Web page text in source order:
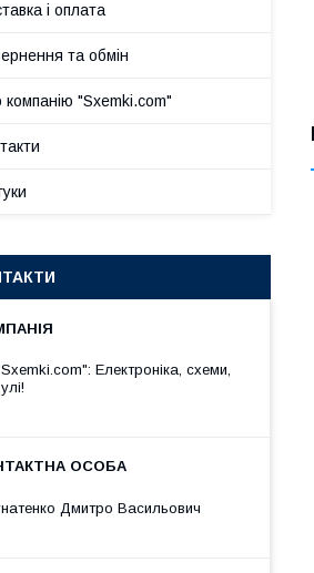
і оплата
та обмін
компанію "Sxemki.com"
Електроніка, схеми,
Дмитро Васильович